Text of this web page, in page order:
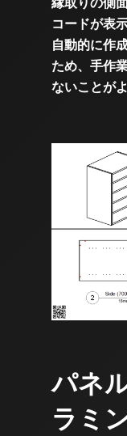
コードが表
自動的に作
ため、手作
ないことが
パネ
ラミ